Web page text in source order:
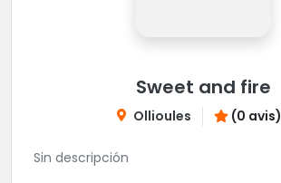
Sweet and fire
Ollioules (0 avis)
Sin descripción